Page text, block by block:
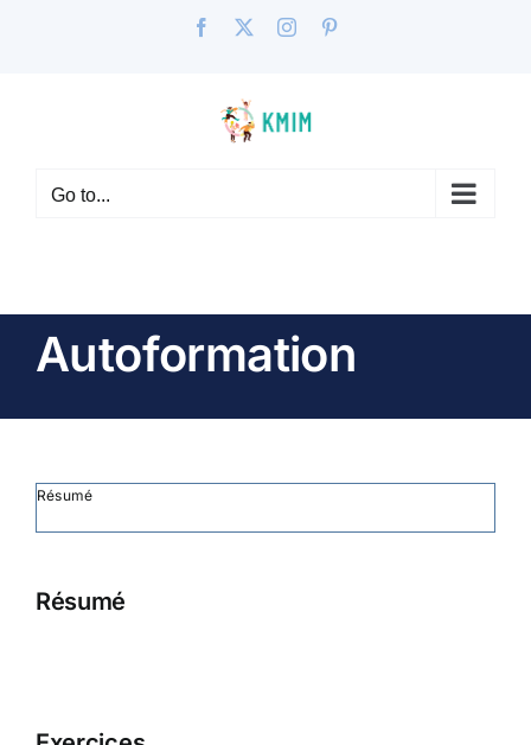
Facebook Instagram
Go to...
Autoformation
Résumé
Résumé